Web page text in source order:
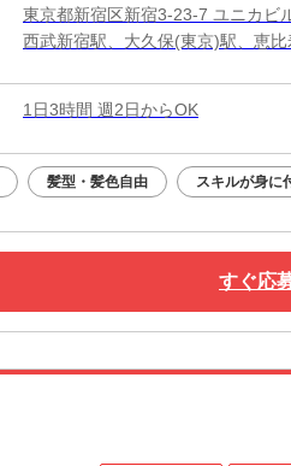
東京都新宿区新宿3-23-7 ユニカビ
西武新宿駅、大久保(東京)駅、恵比
1日3時間 週2日からOK
髪型・髪色自由 スキルが身に
すぐ応